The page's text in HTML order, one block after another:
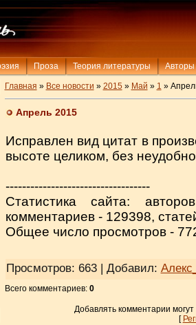
Проза Теория литературы Авторы
Главная » Все новости » 2015 » Май » 1 »
Апрель 2015
Исправлен вид цитат в
высоте целиком, без
-----------------------------------
Статистика сайта:
комментариев - 129398,
Общее число просмотров -
Просмотров: 663 | Добавил:
Всего комментариев: 0
Добавлять комментарии
[